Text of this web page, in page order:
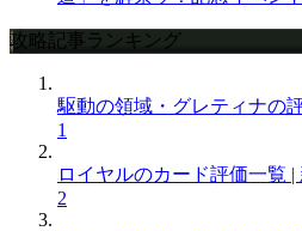
攻略記事ランキング
駆動の領域・グレティナの
1
ロイヤルのカード評価一覧 |
2